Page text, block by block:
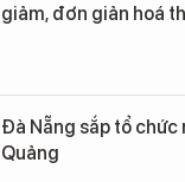
giảm, đơn giản hoá
Đà Nẵng sắp tổ chức
Quảng